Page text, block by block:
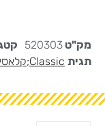
מק"ט 520303
תגית Classic;קלאסי